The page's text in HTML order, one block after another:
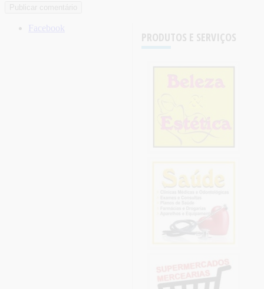
PRODUTOS E SERVIÇOS
Facebook